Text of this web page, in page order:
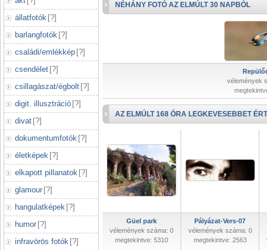
állatfotók [?]
barlangfotók [?]
családi/emlékkép [?]
csendélet [?]
csillagászat/égbolt [?]
digit. illusztráció [?]
divat [?]
dokumentumfotók [?]
életképek [?]
elkapott pillanatok [?]
glamour [?]
hangulatképek [?]
humor [?]
infravörös fotók [?]
NÉHÁNY FOTÓ AZ ELMÚLT 30 NAPBÓL
vélemények
AZ ELMÚLT 168 ÓRA LEGKEVESEBBET
Güel park
vélemények száma: 0
megtekintve: 5310
Pályázat-Vers-07
vélemények száma: 0
megtekintve: 2563